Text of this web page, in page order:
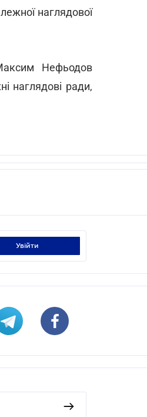
наглядової
Нефьодов
наглядові ради,
увійти